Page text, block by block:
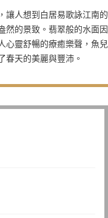
讓人想到白居易歌詠江南的
然的景致。翡翠般的水面因
心靈舒暢的療癒樂聲，魚兒
春天的美麗與豐沛。